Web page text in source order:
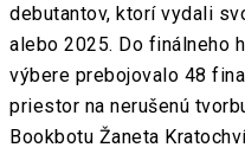
debutantov, ktorí vydali
alebo 2025. Do finálneho
výbere prebojovalo 48
priestor na nerušenú
Bookbotu Žaneta